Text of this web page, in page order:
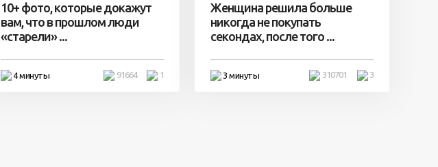
10+ фото, которые докажут
вам, что в прошлом люди
«старели» ...
4 минуты 1
91664
Женщина решила больше
никогда не покупать
секондах, после того ...
3 минуты 3
310701